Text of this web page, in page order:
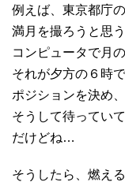
例えば、東京都庁
満月を撮ろうと思う
コンピュータで月
それが夕方の６時
ポジションを決め
そうして待ってい
だけどね…
そうしたら、燃え